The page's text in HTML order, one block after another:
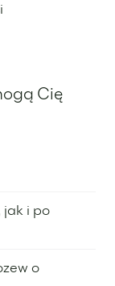
Cię
jak i po
o